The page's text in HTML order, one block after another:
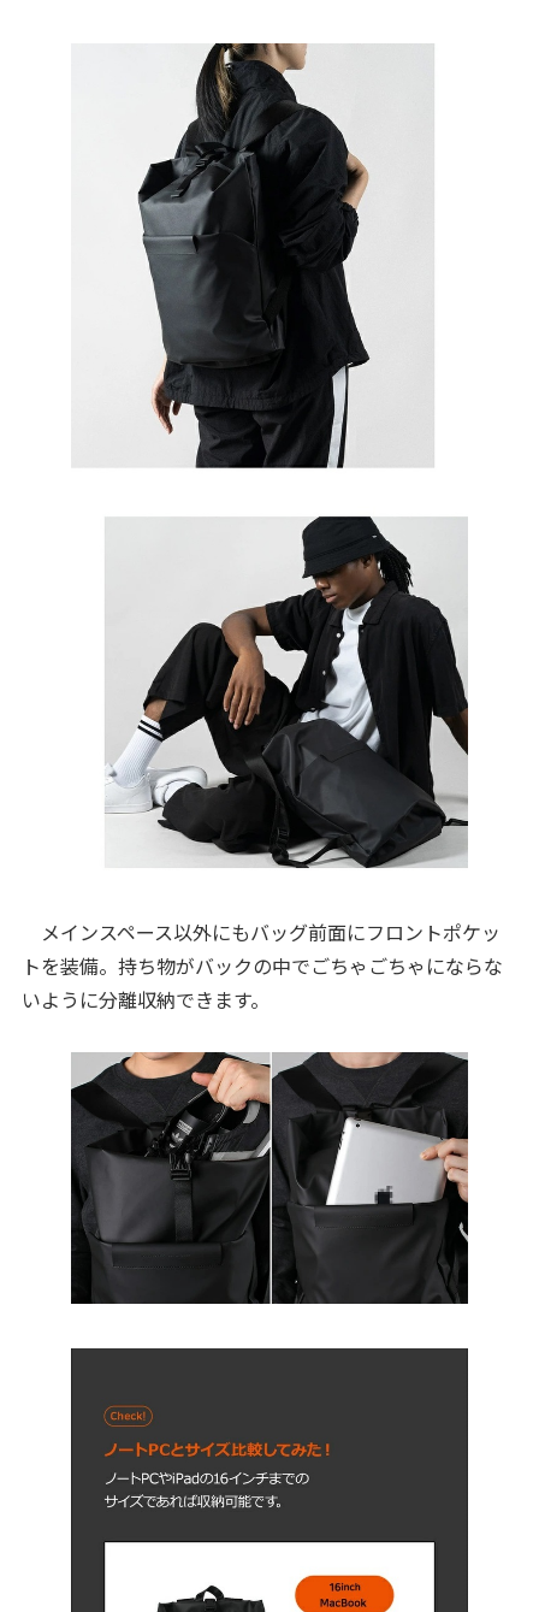
メインスペース以外にもバッグ前面にフロントポケッ
トを装備。持ち物がバックの中でごちゃごちゃにならな
いように分離収納できます。